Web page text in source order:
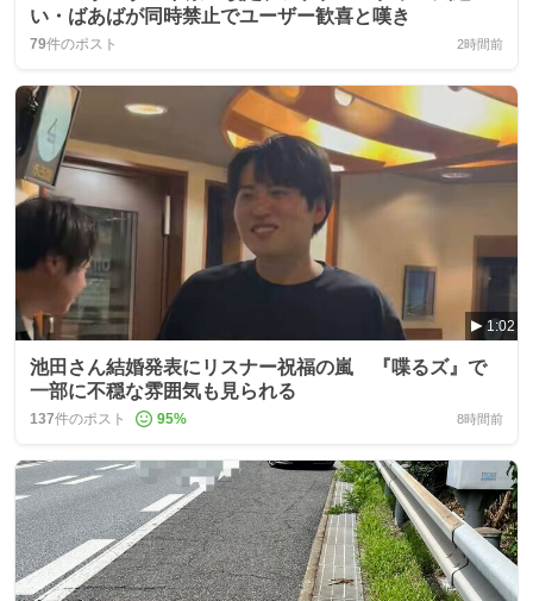
い・ばあばが同時禁止でユーザー歓喜と嘆き
79件のポスト 2時間前
1:02
池田さん結婚発表にリスナー祝福の嵐 『喋るズ』で
一部に不穏な雰囲気も見られる
137件のポスト 95% 8時間前